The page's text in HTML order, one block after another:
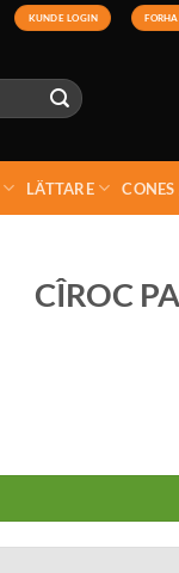
KUNDE LOGIN
LÄTTARE
CÎROC